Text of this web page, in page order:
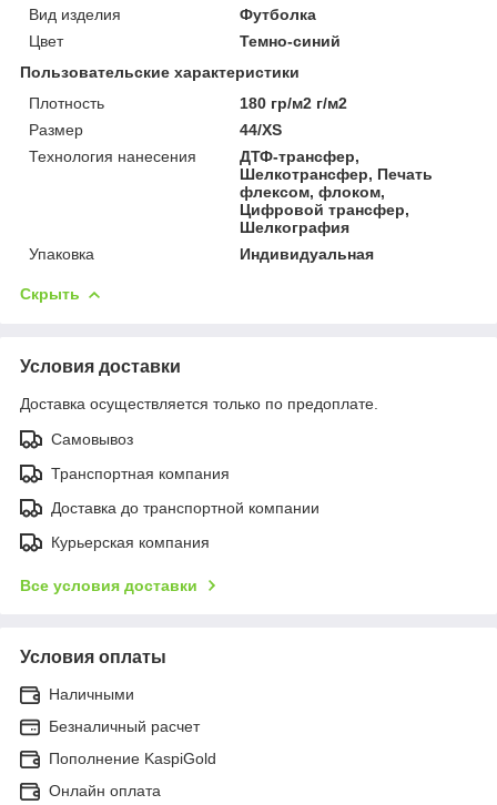
Вид изделия
Футболка
Цвет
Темно-синий
Пользовательские характеристики
Плотность
180 гр/м2 г/м2
Размер
44/XS
Технология нанесения
ДТФ-трансфер,
Шелкотрансфер, Печать
флексом, флоком,
Цифровой трансфер,
Шелкография
Упаковка
Индивидуальная
Скрыть
Условия доставки
Доставка осуществляется только по предоплате.
Самовывоз
Транспортная компания
Доставка до транспортной компании
Курьерская компания
Все условия доставки
Условия оплаты
Наличными
Безналичный расчет
Пополнение KaspiGold
Онлайн оплата